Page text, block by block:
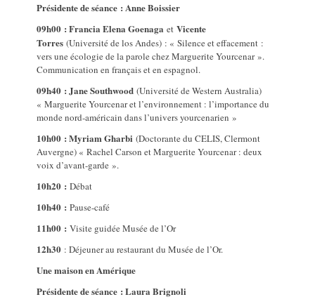
Présidente de séance : Anne Boissier
09h00 : Francia Elena Goenaga etVicente
Torres (Université de los Andes) : « Silence et effacement :
vers une écologie de la parole chez Marguerite Yourcenar ».
Communication en français et en espagnol.
09h40 : Jane Southwood(Université de Western Australia)
« Marguerite Yourcenar et l’environnement : l’importance du
monde nord-américain dans l’univers yourcenarien »
10h00 : Myriam Gharbi (Doctorante du CELIS, Clermont
Auvergne) « Rachel Carson et Marguerite Yourcenar : deux
voix d’avant-garde ».
10h20 :Débat
10h40 :Pause-café
11h00 :Visite guidée Musée de l’Or
12h30 : Déjeuner au restaurant du Musée de l’Or.
Une maison en Amérique
Présidente de séance : Laura Brignoli